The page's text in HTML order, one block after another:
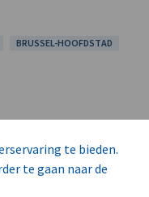
te bieden.
te gaan naar de
BRUSSEL-HOOFDSTAD